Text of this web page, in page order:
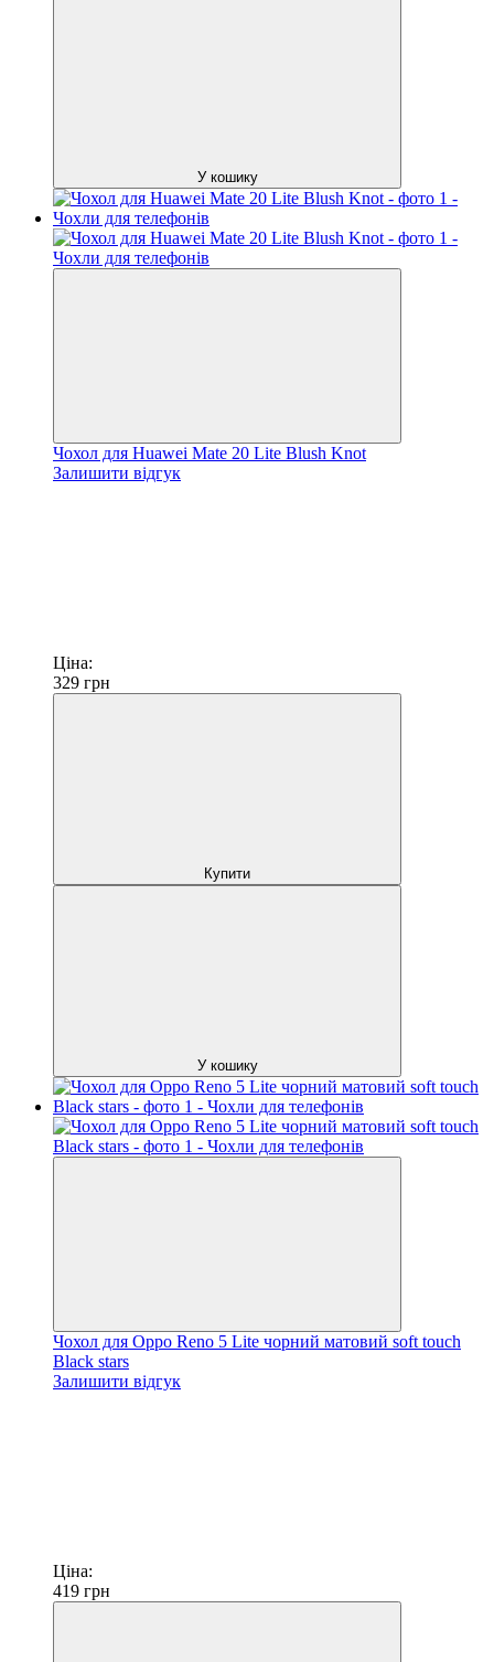
У кошику
Чохол для Huawei Mate 20 Lite Blush Knot
Залишити відгук
Ціна:
329 грн
Купити
У кошику
Чохол для Oppo Reno 5 Lite чорний матовий soft touch
Black stars
Залишити відгук
Ціна:
419 грн